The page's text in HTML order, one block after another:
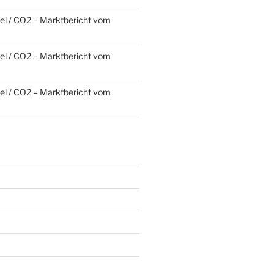
/ CO2 – Marktbericht vom
/ CO2 – Marktbericht vom
/ CO2 – Marktbericht vom